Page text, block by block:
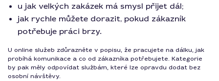
u jak velkých zakázek má smysl přijet dál;
jak rychle můžete dorazit, pokud zákazník
potřebuje práci brzy.
U online služeb zdůrazněte v popisu, že pracujete na dálku, jak
probíhá komunikace a co od zákazníka potřebujete. Kategorie
by pak měly odpovídat službám, které lze opravdu dodat bez
osobní návštěvy.